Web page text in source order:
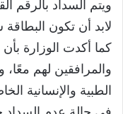
ويتم السداد بالرقم
لابد أن تكون البطاقة
كما أكدت الوزارة
والمرافقين لهم
الطبية والإنسانية